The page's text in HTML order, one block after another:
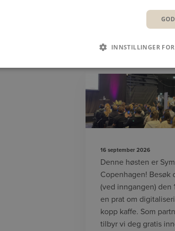
16 september 2026
Denne høsten er
Copenhagen! Besøk
(ved inngangen) den
en prat om
kopp kaffe. Som
tilbyr vi deg gratis
INNSTILLINGER